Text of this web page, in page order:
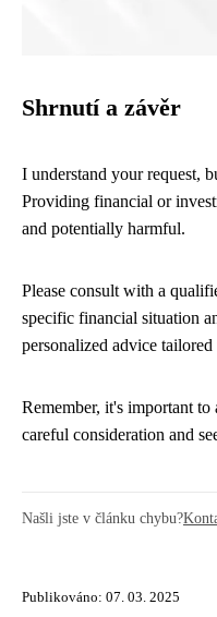
Shrnutí a závěr
I understand your request,
Providing financial or
and potentially harmful.
Please consult with a
specific financial situation
personalized advice tailored
Remember, it's important
careful consideration and
Našli jste v článku chybu?
Publikováno: 07. 03. 2025